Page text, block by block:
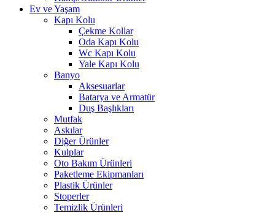
Ev ve Yaşam
Kapı Kolu
Çekme Kollar
Oda Kapı Kolu
Wc Kapı Kolu
Yale Kapı Kolu
Banyo
Aksesuarlar
Batarya ve Armatür
Duş Başlıkları
Mutfak
Askılar
Diğer Ürünler
Kulplar
Oto Bakım Ürünleri
Paketleme Ekipmanları
Plastik Ürünler
Stoperler
Temizlik Ürünleri